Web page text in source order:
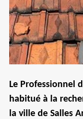
Le Professionnel
habitué à la
la ville de Salles